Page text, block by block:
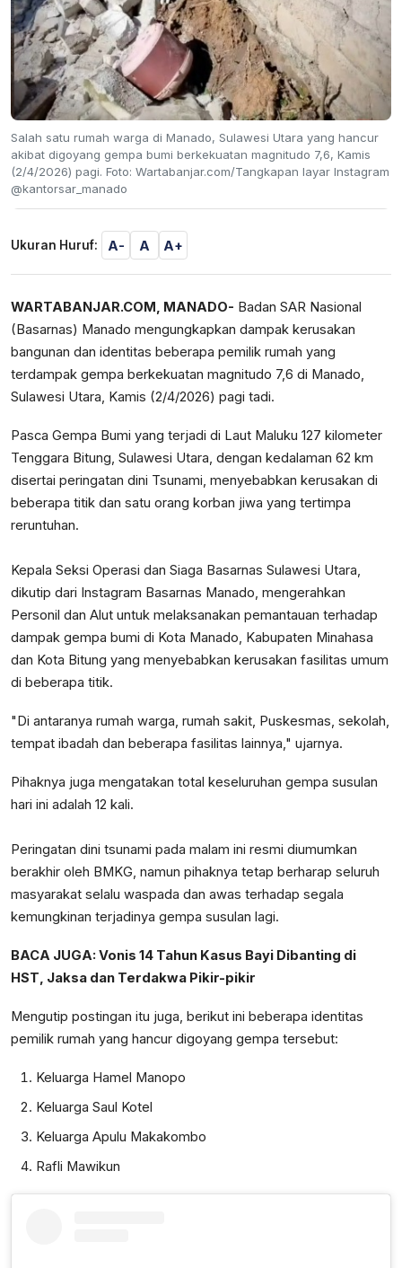
Salah satu rumah warga di Manado, Sulawesi Utara yang hancur
akibat digoyang gempa bumi berkekuatan magnitudo 7,6, Kamis
(2/4/2026) pagi. Foto: Wartabanjar.com/Tangkapan layar Instagram
@kantorsar_manado
Ukuran Huruf: A- A A+
WARTABANJAR.COM, MANADO- Badan SAR Nasional
(Basarnas) Manado mengungkapkan dampak kerusakan
bangunan dan identitas beberapa pemilik rumah yang
terdampak gempa berkekuatan magnitudo 7,6 di Manado,
Sulawesi Utara, Kamis (2/4/2026) pagi tadi.
Pasca Gempa Bumi yang terjadi di Laut Maluku 127 kilometer
Tenggara Bitung, Sulawesi Utara, dengan kedalaman 62 km
disertai peringatan dini Tsunami, menyebabkan kerusakan di
beberapa titik dan satu orang korban jiwa yang tertimpa
reruntuhan.
Kepala Seksi Operasi dan Siaga Basarnas Sulawesi Utara,
dikutip dari Instagram Basarnas Manado, mengerahkan
Personil dan Alut untuk melaksanakan pemantauan terhadap
dampak gempa bumi di Kota Manado, Kabupaten Minahasa
dan Kota Bitung yang menyebabkan kerusakan fasilitas umum
di beberapa titik.
"Di antaranya rumah warga, rumah sakit, Puskesmas, sekolah,
tempat ibadah dan beberapa fasilitas lainnya," ujarnya.
Pihaknya juga mengatakan total keseluruhan gempa susulan
hari ini adalah 12 kali.
Peringatan dini tsunami pada malam ini resmi diumumkan
berakhir oleh BMKG, namun pihaknya tetap berharap seluruh
masyarakat selalu waspada dan awas terhadap segala
kemungkinan terjadinya gempa susulan lagi.
BACA JUGA: Vonis 14 Tahun Kasus Bayi Dibanting di
HST, Jaksa dan Terdakwa Pikir-pikir
Mengutip postingan itu juga, berikut ini beberapa identitas
pemilik rumah yang hancur digoyang gempa tersebut:
Keluarga Hamel Manopo
Keluarga Saul Kotel
Keluarga Apulu Makakombo
Rafli Mawikun